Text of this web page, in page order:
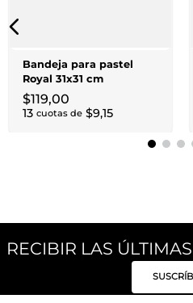
Bandeja para pastel
Royal 31x31 cm
$119,00
13 cuotas de $9,15
RECIBIR LAS